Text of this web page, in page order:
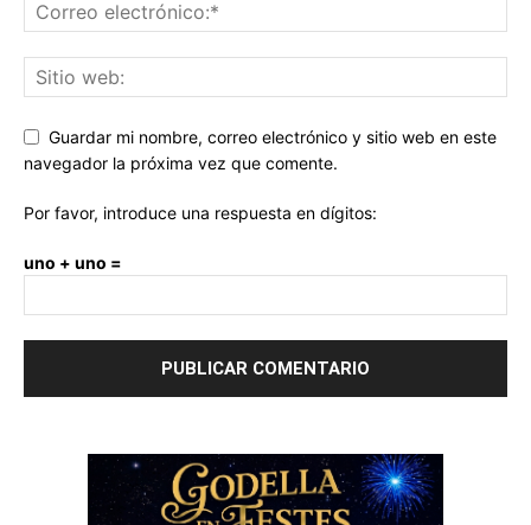
Guardar mi nombre, correo electrónico y sitio web en este
navegador la próxima vez que comente.
Por favor, introduce una respuesta en dígitos:
uno + uno =